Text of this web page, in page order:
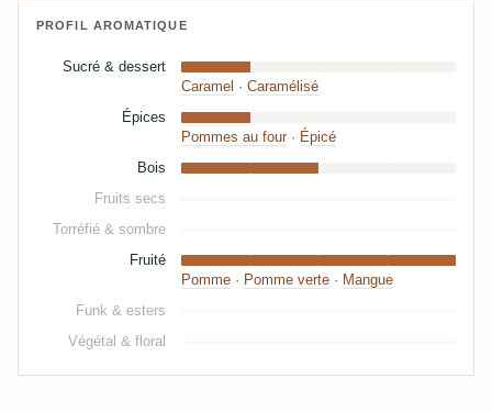
PROFIL AROMATIQUE
Sucré & dessert
Caramel · Caramélisé
Épices
Pommes au four · Épicé
Bois
Fruits secs
Torréfié & sombre
Fruité
Pomme · Pomme verte · Mangue
Funk & esters
Végétal & floral